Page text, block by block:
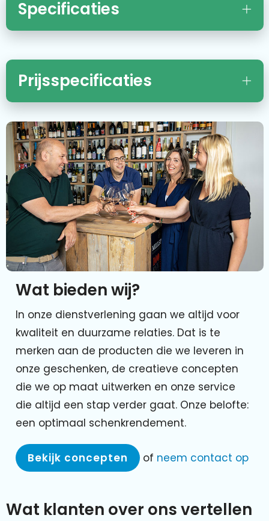
Specificaties
Prijsspecificaties
Wat bieden wij?
In onze dienstverlening gaan we altijd voor
kwaliteit en duurzame relaties. Dat is te
merken aan de producten die we leveren in
onze geschenken, de creatieve concepten
die we op maat uitwerken en onze service
die altijd een stap verder gaat. Onze belofte:
een optimaal schenkrendement.
Bekijk concepten of neem contact op
Wat klanten over ons vertellen